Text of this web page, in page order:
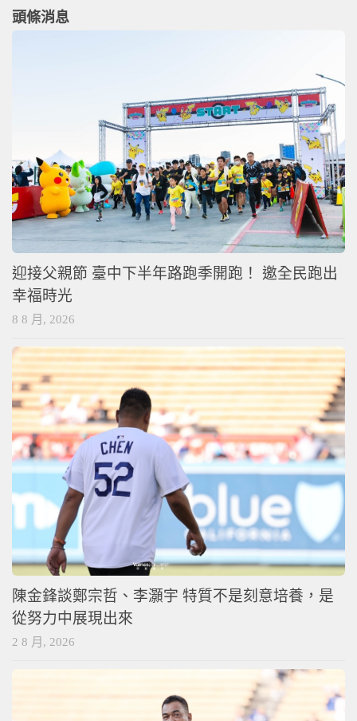
頭條消息
迎接父親節 臺中下半年路跑季開跑！ 邀全民跑出
幸福時光
8 8 月, 2026
陳金鋒談鄭宗哲、李灝宇 特質不是刻意培養，是
從努力中展現出來
2 8 月, 2026